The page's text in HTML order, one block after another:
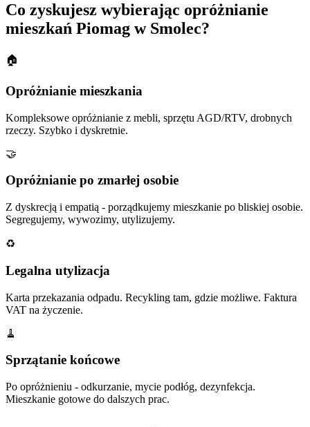
Co zyskujesz wybierając opróżnianie
mieszkań Piomag w Smolec?
🏠
Opróżnianie mieszkania
Kompleksowe opróżnianie z mebli, sprzętu AGD/RTV, drobnych
rzeczy. Szybko i dyskretnie.
🤝
Opróżnianie po zmarłej osobie
Z dyskrecją i empatią - porządkujemy mieszkanie po bliskiej osobie.
Segregujemy, wywozimy, utylizujemy.
♻️
Legalna utylizacja
Karta przekazania odpadu. Recykling tam, gdzie możliwe. Faktura
VAT na życzenie.
🧹
Sprzątanie końcowe
Po opróżnieniu - odkurzanie, mycie podłóg, dezynfekcja.
Mieszkanie gotowe do dalszych prac.